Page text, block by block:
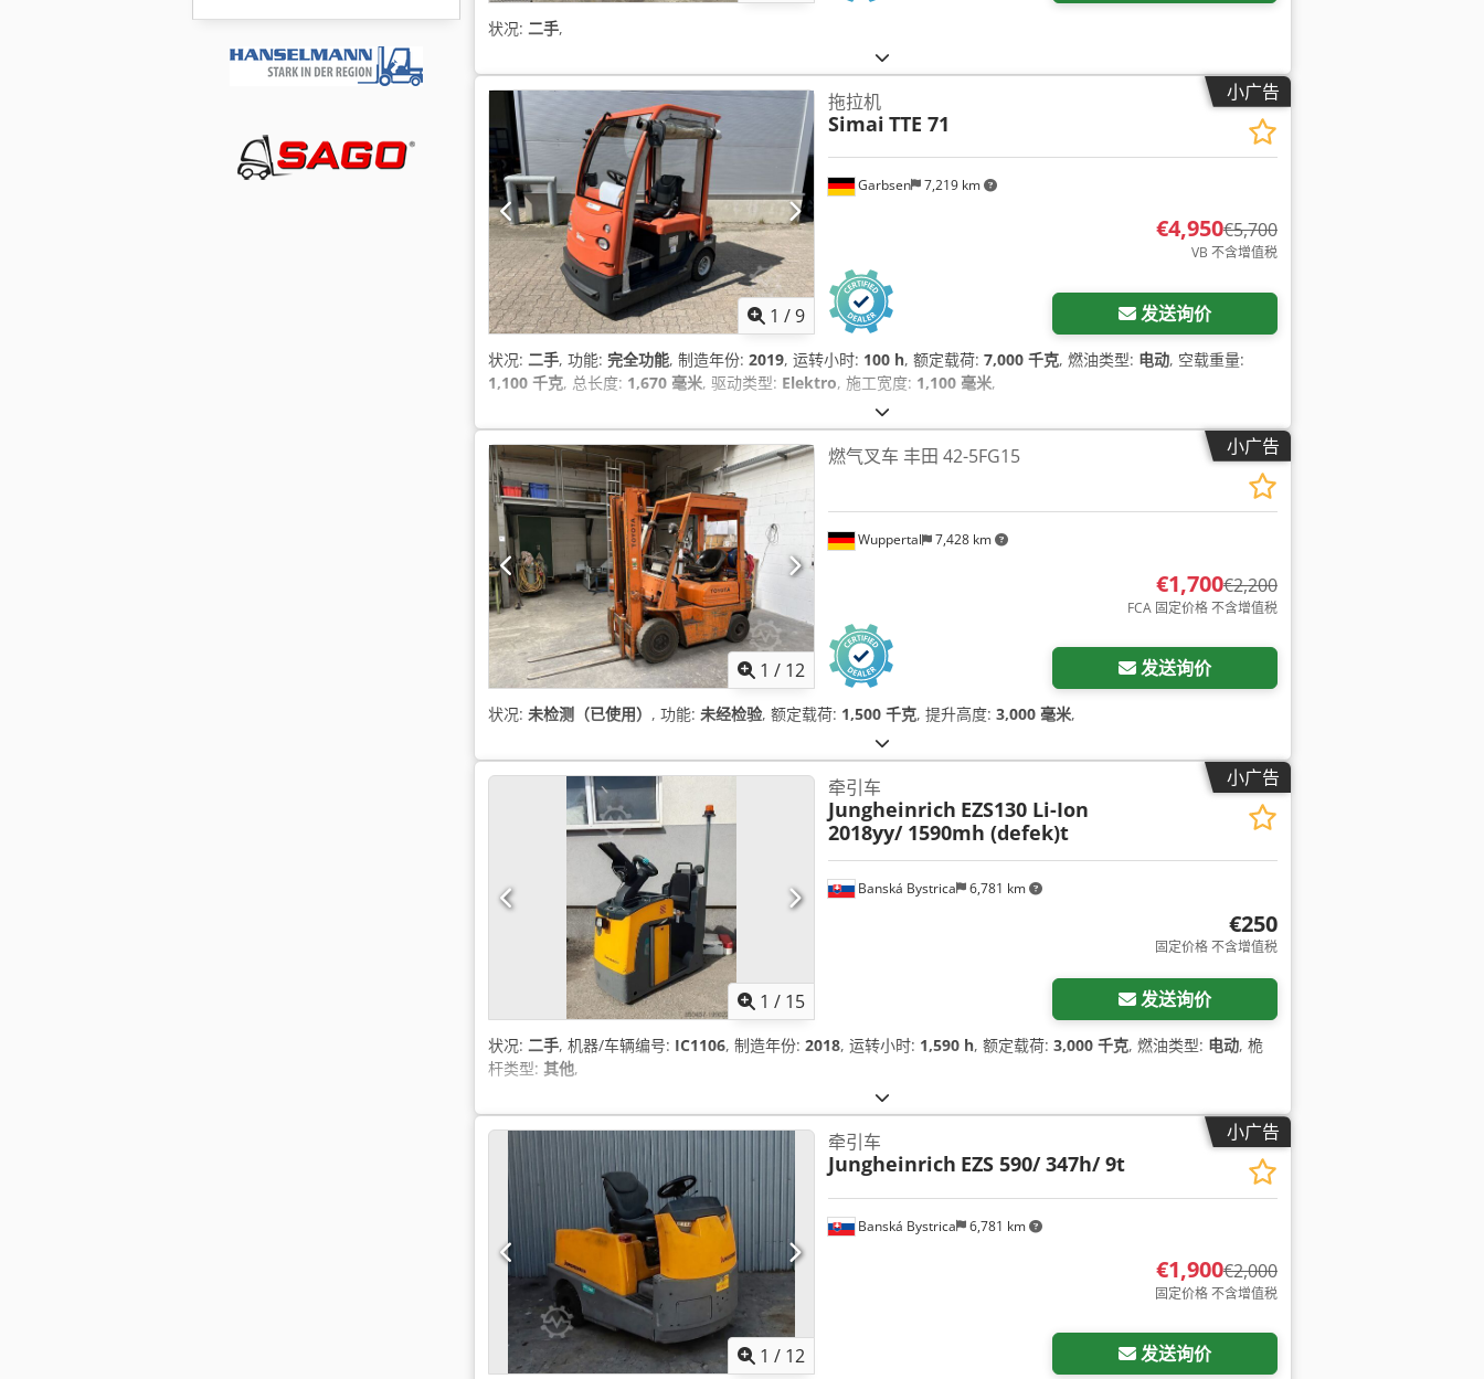
状况: 二手,
小广告
1 /9
Garbsen 7,219 km
拖拉机
Simai TTE 71
€4,950€5,700
VB 不含增值税
发送询价
状况: 二手, 功能: 完全功能, 制造年份: 2019, 运转小时: 100 h, 额定载荷: 7,000 千克, 燃油类型: 电动, 空载重量:
1,100 千克, 总长度: 1,670 毫米, 驱动类型: Elektro, 施工宽度: 1,100 毫米,
小广告
1 / 12
Wuppertal 7,428 km
燃气叉车 丰田 42-5FG15
€1,700€2,200
FCA 固定价格 不含增值税
发送询价
状况: 未检测（已使用） , 功能: 未经检验, 额定载荷: 1,500 千克, 提升高度: 3,000 毫米,
小广告
1 / 15
Banská Bystrica 6,781 km
牵引车
Jungheinrich EZS130 Li-Ion
2018yy/ 1590mh (defek)t
€250
固定价格 不含增值税
发送询价
状况: 二手, 机器/车辆编号: IC1106, 制造年份: 2018, 运转小时: 1,590 h, 额定载荷: 3,000 千克, 燃油类型: 电动, 桅
杆类型: 其他,
小广告
1 / 12
Banská Bystrica 6,781 km
牵引车
Jungheinrich EZS 590/ 347h/ 9t
€1,900€2,000
固定价格 不含增值税
发送询价